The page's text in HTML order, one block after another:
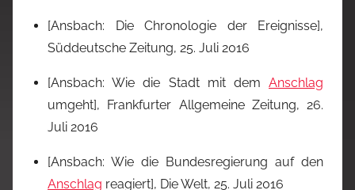
[Ansbach: Die Chronologie der Ereignisse],
Süddeutsche Zeitung, 25. Juli 2016
[Ansbach: Wie die Stadt mit dem Anschlag
umgeht], Frankfurter Allgemeine Zeitung, 26.
Juli 2016
[Ansbach: Wie die Bundesregierung auf den
Anschlag reagiert], Die Welt, 25. Juli 2016